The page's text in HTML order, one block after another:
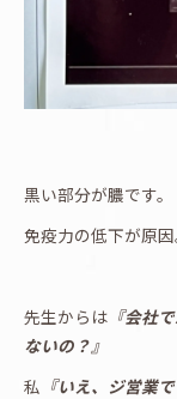
黒い部分が膿です。
免疫力の低下が原因
先生からは 『会社
ないの？』
私 『いえ、ジ営業